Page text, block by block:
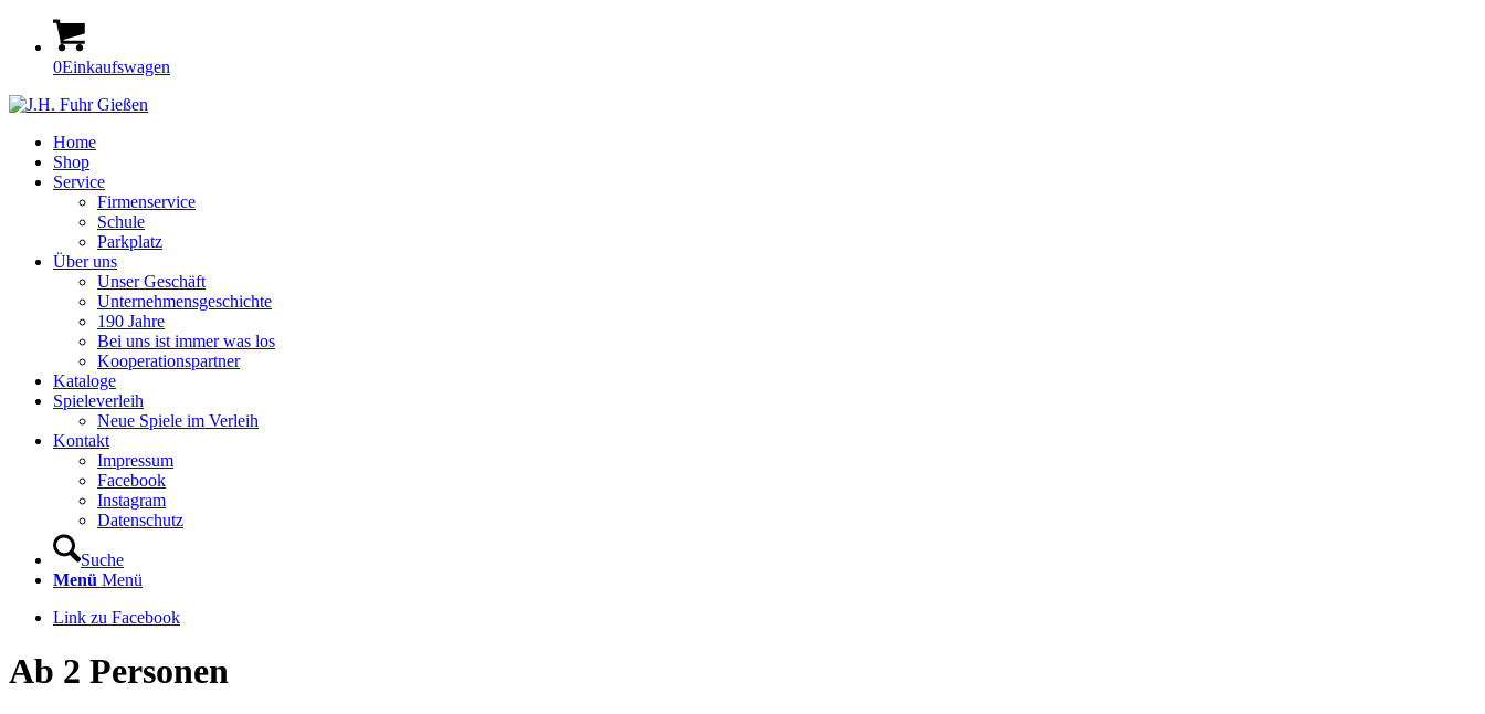
0Einkaufswagen
Home
Shop
Service
Firmenservice
Schule
Parkplatz
Über uns
Unser Geschäft
Unternehmensgeschichte
190 Jahre
Bei uns ist immer was los
Kooperationspartner
Kataloge
Spieleverleih
Neue Spiele im Verleih
Kontakt
Impressum
Facebook
Instagram
Datenschutz
Suche
Menü Menü
Link zu Facebook
Ab 2 Personen